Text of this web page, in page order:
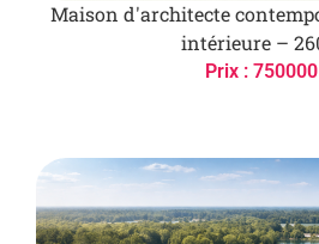
Maison d'architecte
intérieure –
Prix :